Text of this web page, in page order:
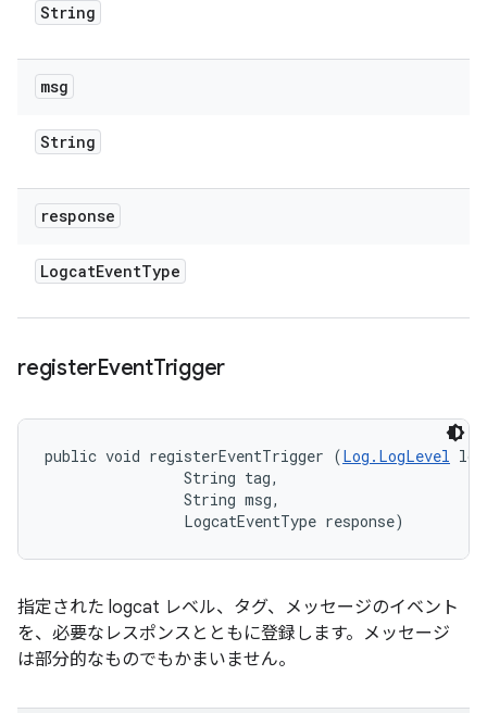
String
msg
String
response
LogcatEventType
registerEventTrigger
public void registerEventTrigger (Log.LogLevel
                String tag,
                String msg,
                LogcatEventType response)
指定された logcat レベル、タグ、メッセージのイベント
を、必要なレスポンスとともに登録します。メッセージ
は部分的なものでもかまいません。